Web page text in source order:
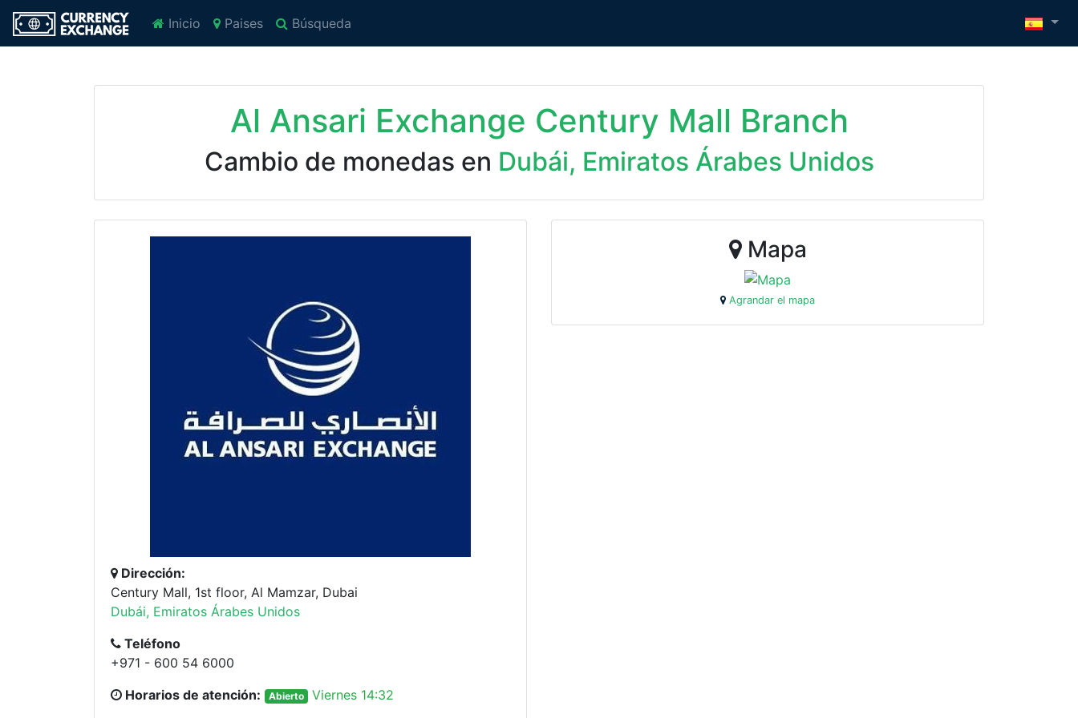
Inicio Paises Búsqueda
Al Ansari Exchange Century Mall Branch
Cambio de monedas en Dubái, Emiratos Árabes Unidos
Dirección:
Century Mall, 1st floor, Al Mamzar, Dubai
Dubái, Emiratos Árabes Unidos
Teléfono
+971 - 600 54 6000
Horarios de atención:
Abierto Viernes 14:32
Mapa
Agrandar el mapa